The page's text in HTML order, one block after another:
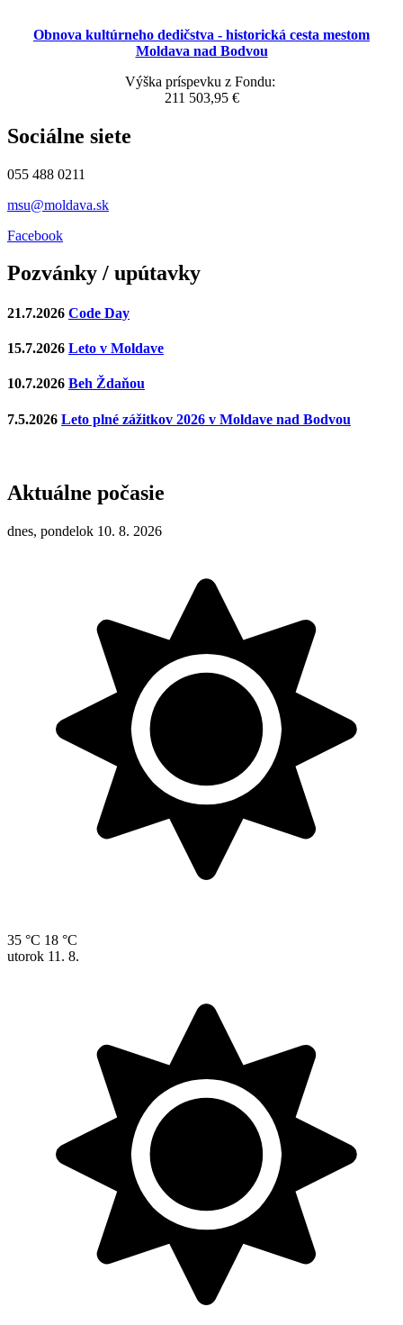
Obnova kultúrneho dedičstva - historická cesta mestom
Moldava nad Bodvou
Výška príspevku z Fondu:
211 503,95 €
Sociálne siete
055 488 0211
msu@moldava.sk
Facebook
Pozvánky / upútavky
21.7.2026 Code Day
15.7.2026 Leto v Moldave
10.7.2026 Beh Ždaňou
7.5.2026 Leto plné zážitkov 2026 v Moldave nad Bodvou
Aktuálne počasie
dnes, pondelok 10. 8. 2026
35 °C 18 °C
utorok 11. 8.